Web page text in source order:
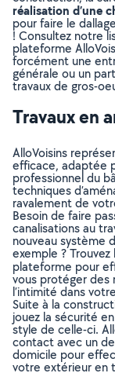
réalisation d’une
pour faire le
! Consultez notre
plateforme
forcément une
générale ou un
travaux de gros-
Travaux en
AlloVoisins
efficace, adaptée
professionnel du
techniques
ravalement de
Besoin de faire
canalisations au
nouveau système
exemple ?
plateforme pour
vous protéger des
l’intimité dans
Suite à la
jouez la sécurité
style de celle-ci.
contact avec un
domicile pour
votre extérieur en